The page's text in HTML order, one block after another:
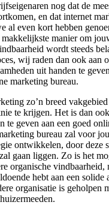
nog dat de
en dat internet
al even kort hebben
manier om
wordt steeds
wij raden dan ook aan
uit handen te
marketing bureau.
zo’n breed
te krijgen. Het is dan
te geven aan een goed
bureau zal voor
ontwikkelen, door deze
gaan liggen. Zo is het
organische vindbaarheid,
hebt aan een solide
organisatie is geholpen